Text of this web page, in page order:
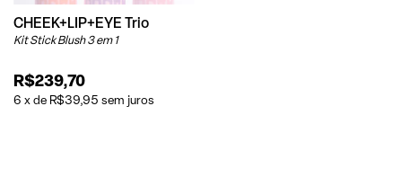
CHEEK+LIP+EYE Trio
Kit Stick Blush 3 em 1
R$239,70
6 xde R$39,95 sem juros